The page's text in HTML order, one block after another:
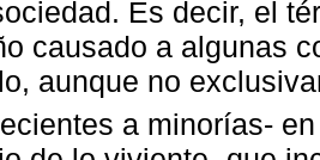
Es decir, el
causado a algunas
aunque no
a minorías-